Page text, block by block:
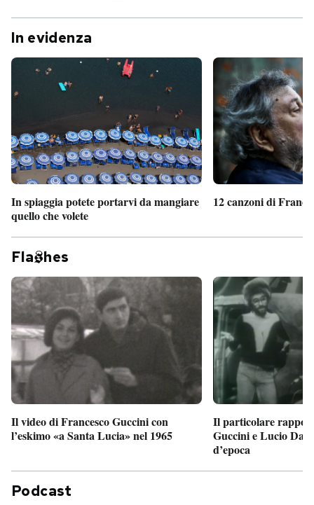
In evidenza
In spiaggia potete portarvi da mangiare
quello che volete
12 canzoni di
Fla hes
Il video di Francesco Guccini con
l’eskimo «a Santa Lucia» nel 1965
Il particolare
Guccini e Lucio
d’epoca
Podcast